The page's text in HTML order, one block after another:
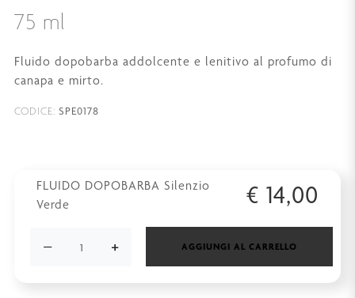
75 ml
Fluido dopobarba addolcente e lenitivo al profumo di
canapa e mirto.
CODICE: SPE0178
FLUIDO DOPOBARBA Silenzio
Verde
€ 14,00
− + AGGIUNGI AL CARRELLO